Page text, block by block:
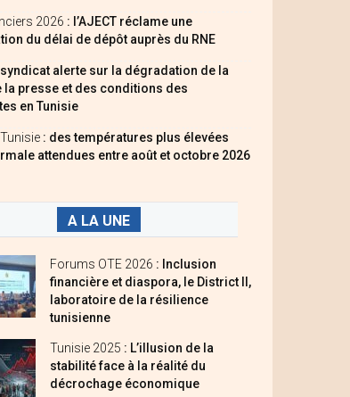
2026 : l’AJECT réclame une
du délai de dépôt auprès du RNE
alerte sur la dégradation de la
la presse et des conditions des
en Tunisie
: des températures plus élevées
attendues entre août et octobre 2026
A LA UNE
Forums OTE 2026 : Inclusion
financière et diaspora, le District II,
laboratoire de la résilience
tunisienne
Tunisie 2025 : L’illusion de la
stabilité face à la réalité du
décrochage économique